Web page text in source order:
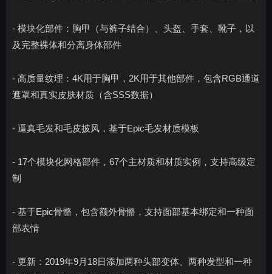
- 模块化部件：胸甲（与裤子结合）、头盔、手套、靴子，以
及完整裸体和分离身体部件
- 高质量纹理：4K用于胸甲，2K用于其他部件，包含RGB通道
遮罩和真实皮肤材质（含SSS数据）
- 逼真毛发和毛皮披风，基于Epic毛发材质模板
- 17个模块化网格部件，67个主材质和材质实例，支持高级定
制
- 基于Epic骨骼，包含额外骨骼，支持面部基本绑定和一种面
部表情
- 更新：2019年9月18日添加两种头部变体、两种发型和一种